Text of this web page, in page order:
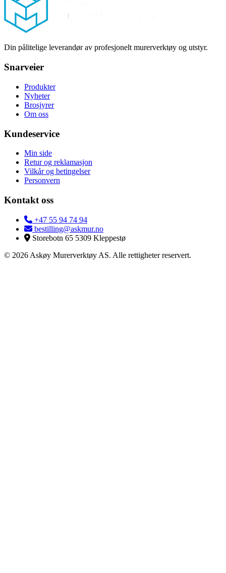
Din pålitelige leverandør av profesjonelt murerverktøy og utstyr.
Snarveier
Produkter
Nyheter
Brosjyrer
Om oss
Kundeservice
Min side
Retur og reklamasjon
Vilkår og betingelser
Personvern
Kontakt oss
+47 55 94 74 94
bestilling@askmur.no
Storebotn 65 5309 Kleppestø
© 2026 Askøy Murerverktøy AS. Alle rettigheter reservert.